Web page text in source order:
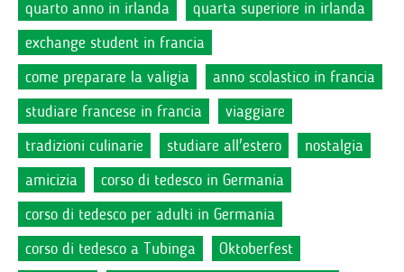
quarto anno in irlanda
quarta superiore in irlanda
exchange student in francia
come preparare la valigia
anno scolastico in francia
studiare francese in francia
viaggiare
tradizioni culinarie
studiare all'estero
nostalgia
amicizia
corso di tedesco in Germania
corso di tedesco per adulti in Germania
corso di tedesco a Tubinga
Oktoberfest